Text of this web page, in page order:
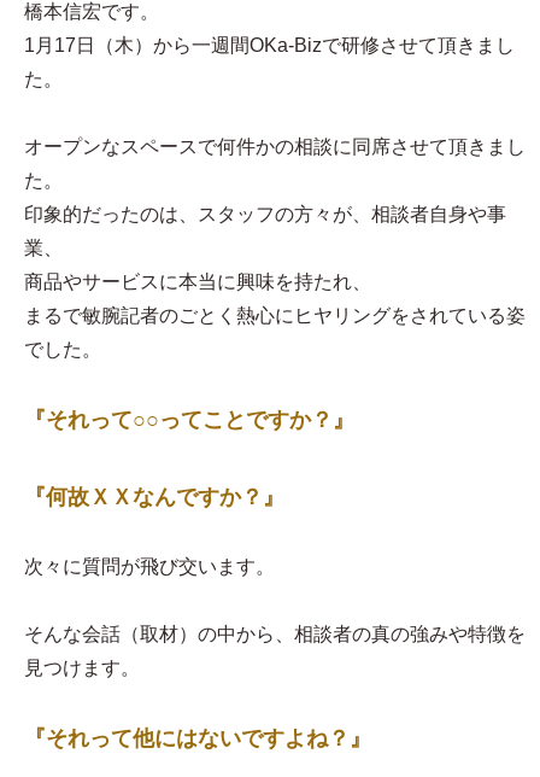
橋本信宏です。
1月17日（木）から一週間OKa-Bizで研修させて頂きまし
た。
オープンなスペースで何件かの相談に同席させて頂きまし
た。
印象的だったのは、スタッフの方々が、相談者自身や事
業、
商品やサービスに本当に興味を持たれ、
まるで敏腕記者のごとく熱心にヒヤリングをされている姿
でした。
『それって○○ってことですか？』
『何故ＸＸなんですか？』
次々に質問が飛び交います。
そんな会話（取材）の中から、相談者の真の強みや特徴を
見つけます。
『それって他にはないですよね？』